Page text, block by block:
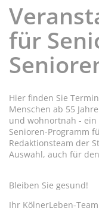
für
Hier finden Sie
Menschen ab 55
und wohnortnah -
Senioren-Programm
Redaktionsteam der
Auswahl, auch für
Bleiben Sie gesund!
Ihr KölnerLeben-Team